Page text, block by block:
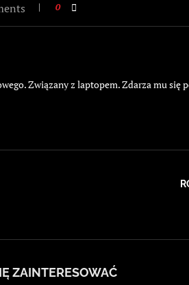
0
Związany z laptopem. Zdarza mu się
ZAINTERESOWAĆ